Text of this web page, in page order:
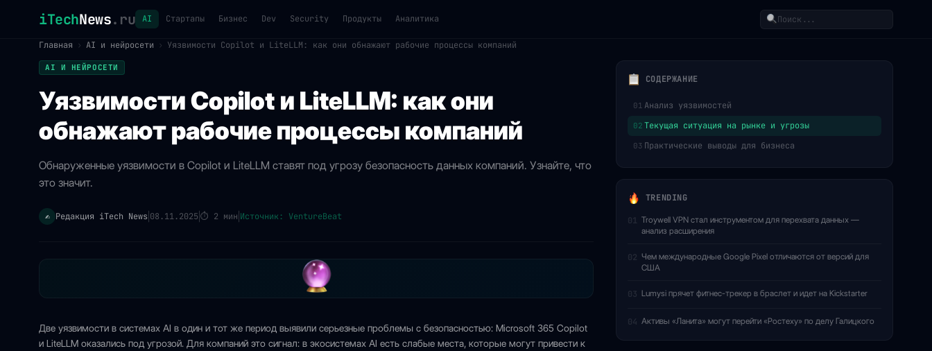
iTechNews.ru AI Стартапы Бизнес Dev Security Продукты Аналитика
Поиск
Главная
› AI и нейросети › Уязвимости Copilot и LiteLLM: как они обнажают рабочие процессы компаний
AI И НЕЙРОСЕТИ
Уязвимости Copilot и LiteLLM: как они
обнажают рабочие процессы компаний
Обнаруженные уязвимости в Copilot и LiteLLM ставят под угрозу безопасность данных компаний. Узнайте, что
это значит.
✍️ Редакция iTech News 08.11.2025 ⏱ 2 мин Источник: VentureBeat
Две уязвимости в системах AI в один и тот же период выявили серьезные проблемы с безопасностью: Microsoft 365 Copilot
и LiteLLM оказались под угрозой. Для компаний это сигнал: в экосистемах AI есть слабые места, которые могут привести к
СОДЕРЖАНИЕ
01 Анализ уязвимостей
02 Текущая ситуация на рынке и угрозы
03 Практические выводы для бизнеса
TRENDING
01 Troywell VPN стал инструментом для перехвата данных —
анализ расширения
02 Чем международные Google Pixel отличаются от версий для
США
03 Lumysi прячет фитнес-трекер в браслет и идет на Kickstarter
04 Активы «Ланита» могут перейти «Ростеху» по делу Галицкого